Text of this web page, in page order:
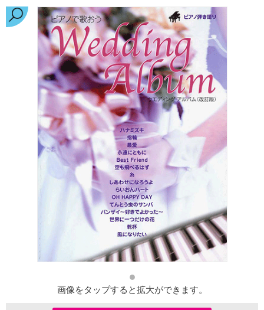
画像をタップすると拡大ができます。